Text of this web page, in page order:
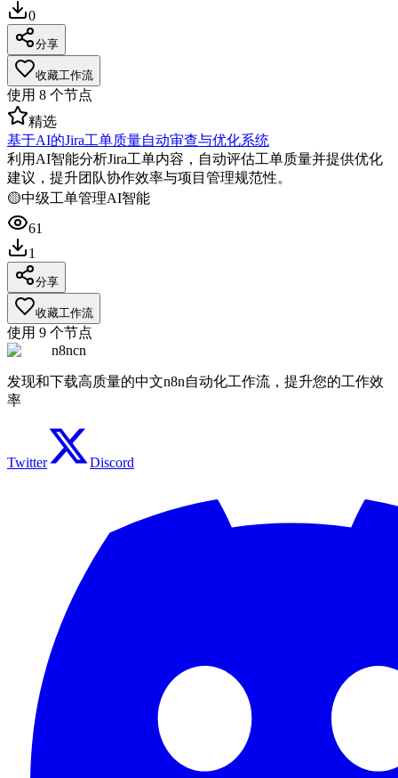
0
分享
收藏工作流
使用 8 个节点
精选
基于AI的Jira工单质量自动审查与优化系统
利用AI智能分析Jira工单内容，自动评估工单质量并提供优化
建议，提升团队协作效率与项目管理规范性。
🟡中级工单管理AI智能
61
1
分享
收藏工作流
使用 9 个节点
n8ncn
发现和下载高质量的中文n8n自动化工作流，提升您的工作效
率
Twitter Discord